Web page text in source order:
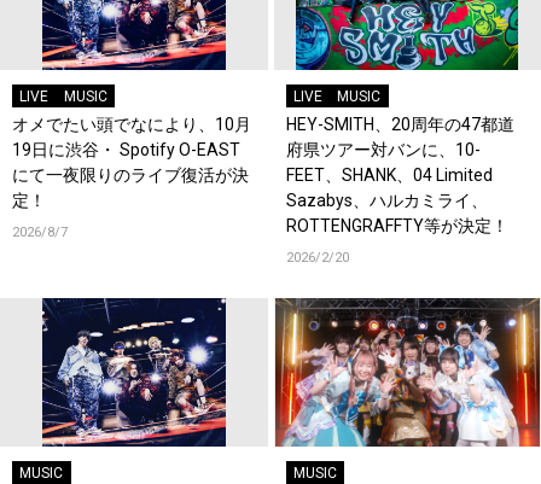
LIVE MUSIC
オメでたい頭でなにより、10月
19日に渋谷・ Spotify O-EAST
にて一夜限りのライブ復活が決
定！
2026/8/7
LIVE MUSIC
HEY-SMITH、20​周年の47都道
府県ツアー対バン​に、10-
FEET、SHANK​、04 Limited
Sazabys​、ハルカミライ、
ROTTENGRAFFTY​等が決定！
2026/2/20
MUSIC MUSIC